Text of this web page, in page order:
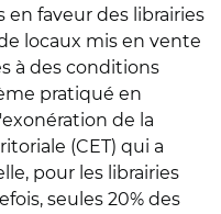
faveur des librairies
locaux mis en vente
à des conditions
pratiqué en
de la
(CET) qui a
pour les librairies
seules 20% des